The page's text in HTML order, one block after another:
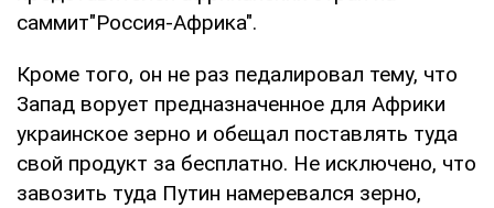
саммит"Россия-Африка".
Кроме того, он не раз педалировал тему, что
Запад ворует предназначенное для Африки
украинское зерно и обещал поставлять туда
свой продукт за бесплатно. Не исключено, что
завозить туда Путин намеревался зерно,